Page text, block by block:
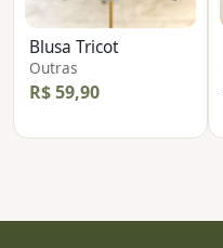
Blusa Tricot
Outras
R$ 59,90